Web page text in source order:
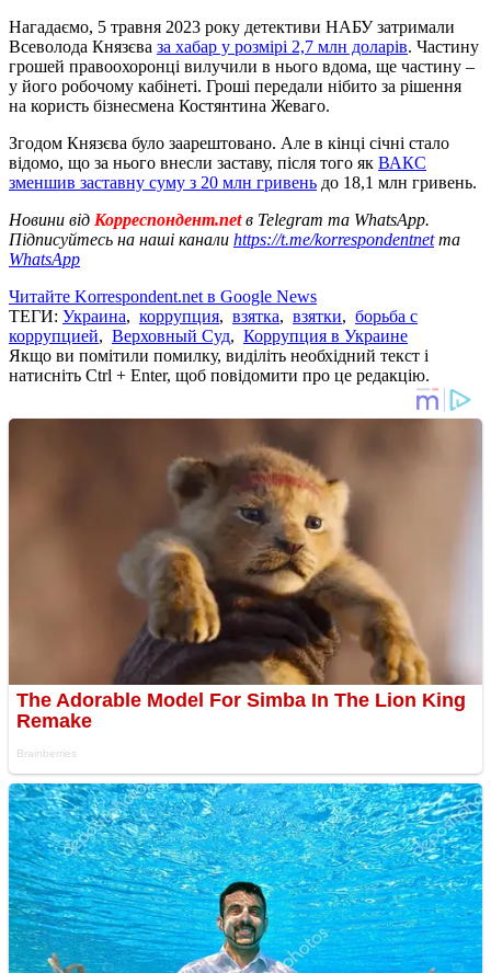
Нагадаємо, 5 травня 2023 року детективи НАБУ затримали
Всеволода Князєва за хабар у розмірі 2,7 млн доларів. Частину
грошей правоохоронці вилучили в нього вдома, ще частину –
у його робочому кабінеті. Гроші передали нібито за рішення
на користь бізнесмена Костянтина Жеваго.
Згодом Князєва було заарештовано. Але в кінці січні стало
відомо, що за нього внесли заставу, після того як ВАКС
зменшив заставну суму з 20 млн гривень до 18,1 млн гривень.
Новини від Корреспондент.netв Telegram та WhatsApp.
Підписуйтесь на наші канали https://t.me/korrespondentnetта
WhatsApp
Читайте Korrespondent.net в Google News
ТЕГИ: Украина, коррупция, взятка, взятки, борьба с
коррупцией, Верховный Суд, Коррупция в Украине
Якщо ви помітили помилку, виділіть необхідний текст і
натисніть Ctrl + Enter, щоб повідомити про це редакцію.